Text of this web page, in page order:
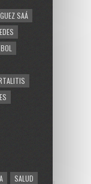
SAÁ
SALUD